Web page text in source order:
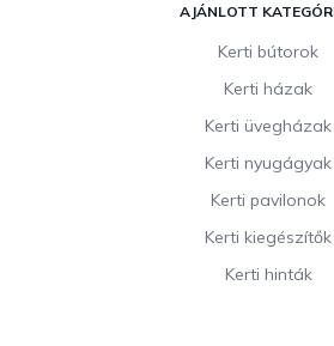
AJÁNLOTT
Kerti bútorok
Kerti házak
Kerti üvegházak
Kerti nyugágyak
Kerti pavilonok
Kerti kiegészítők
Kerti hinták